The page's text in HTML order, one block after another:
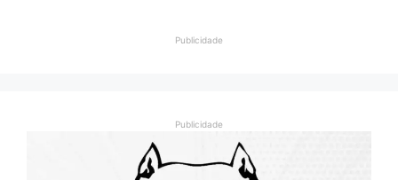
Publicidade
Publicidade